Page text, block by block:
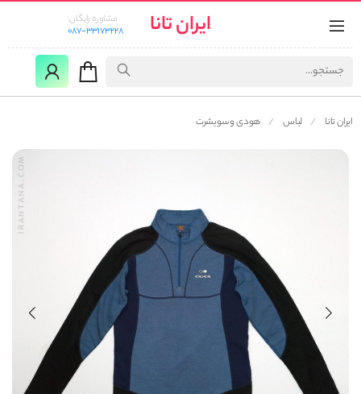
ایران تانا
مشاوره رایگان:
087-33173228
ایران تانا لباس هودی و سویشرت